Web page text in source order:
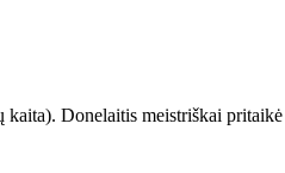
Donelaitis meistriškai